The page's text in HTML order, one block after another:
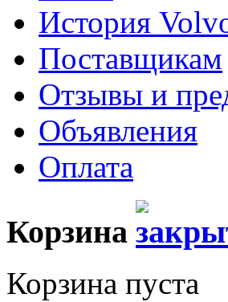
История
Поставщикам
Отзывы и
Объявления
Оплата
Корзина
Корзина пуста